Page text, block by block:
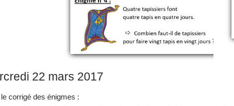
22 mars 2017
corrigé des énigmes :